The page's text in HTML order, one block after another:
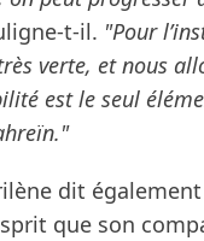
t-il. "Pour
verte, et nous
est le seul
dit
que son